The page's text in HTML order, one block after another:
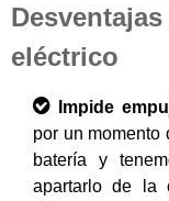
eléctrico
Impide
por un momento
batería y
apartarlo de la